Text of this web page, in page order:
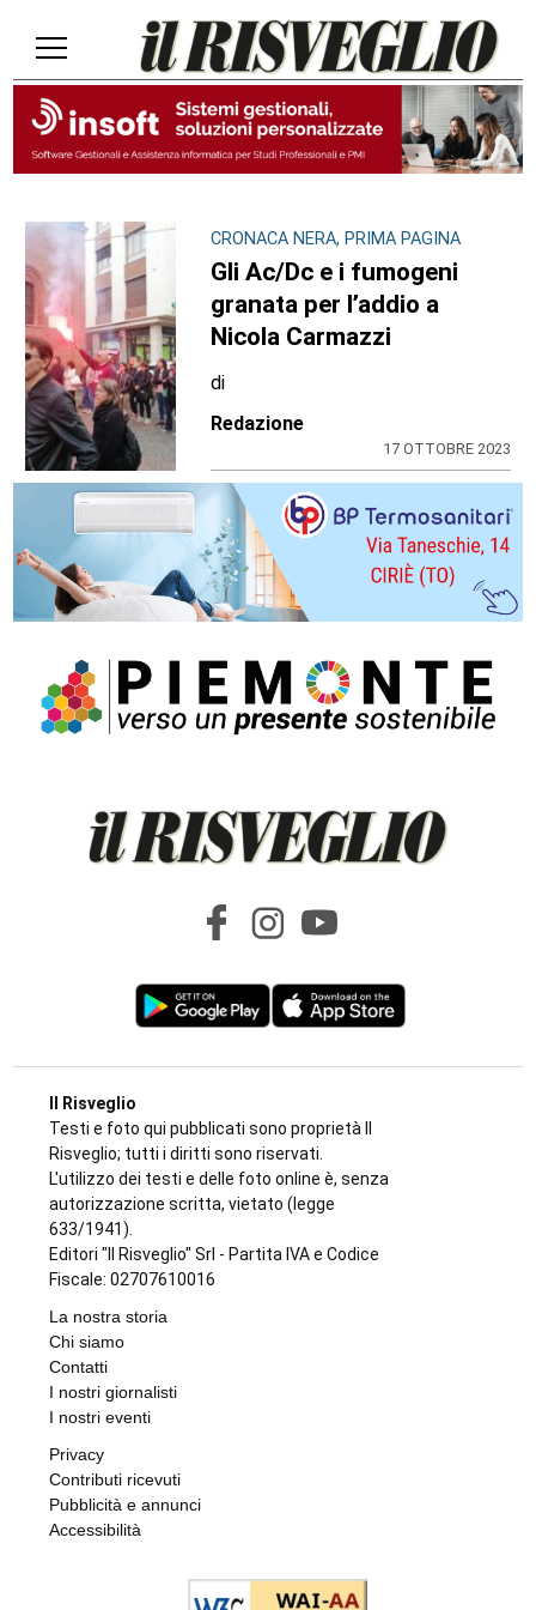
CRONACA NERA, PRIMA PAGINA
Gli Ac/Dc e i fumogeni
granata per l’addio a
Nicola Carmazzi
di
Redazione
17 OTTOBRE 2023
Il Risveglio
Testi e foto qui pubblicati sono proprietà Il
Risveglio; tutti i diritti sono riservati.
L'utilizzo dei testi e delle foto online è, senza
autorizzazione scritta, vietato (legge
633/1941).
Editori "Il Risveglio" Srl - Partita IVA e Codice
Fiscale: 02707610016
La nostra storia
Chi siamo
Contatti
I nostri giornalisti
I nostri eventi
Privacy
Contributi ricevuti
Pubblicità e annunci
Accessibilità